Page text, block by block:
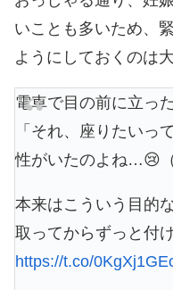
いことも多いため、
ようにしておくのは
電車で目の前に立っ
「それ、座りたいっ
性がいたのよね…😢（
本来はこういう目的
取ってからずっと付
https://t.co/